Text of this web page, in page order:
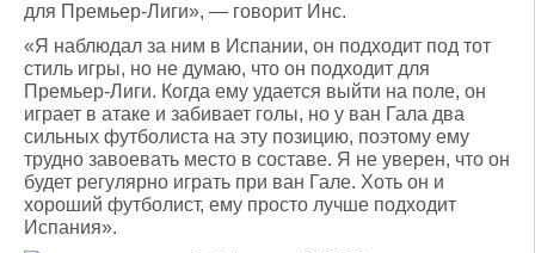
для Премьер-Лиги», — говорит Инс.
«Я наблюдал за ним в Испании, он подходит под тот
стиль игры, но не думаю, что он подходит для
Премьер-Лиги. Когда ему удается выйти на поле, он
играет в атаке и забивает голы, но у ван Гала два
сильных футболиста на эту позицию, поэтому ему
трудно завоевать место в составе. Я не уверен, что он
будет регулярно играть при ван Гале. Хоть он и
хороший футболист, ему просто лучше подходит
Испания».